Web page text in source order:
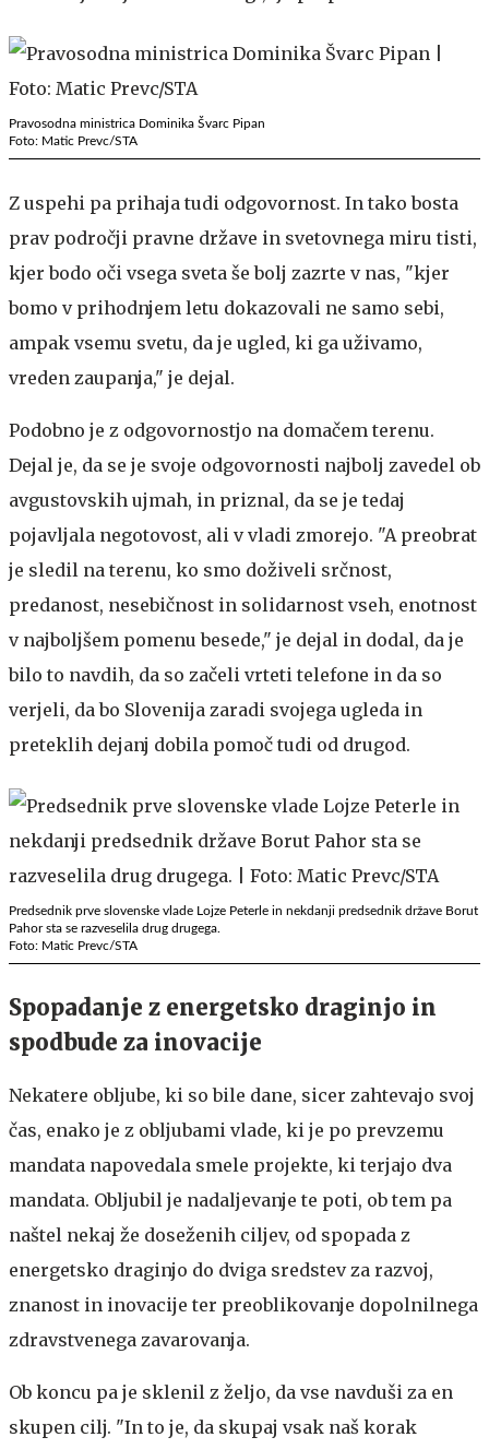
Pravosodna ministrica Dominika Švarc Pipan
Foto: Matic Prevc/STA
Z uspehi pa prihaja tudi odgovornost. In tako bosta
prav področji pravne države in svetovnega miru tisti,
kjer bodo oči vsega sveta še bolj zazrte v nas, "kjer
bomo v prihodnjem letu dokazovali ne samo sebi,
ampak vsemu svetu, da je ugled, ki ga uživamo,
vreden zaupanja," je dejal.
Podobno je z odgovornostjo na domačem terenu.
Dejal je, da se je svoje odgovornosti najbolj zavedel ob
avgustovskih ujmah, in priznal, da se je tedaj
pojavljala negotovost, ali v vladi zmorejo. "A preobrat
je sledil na terenu, ko smo doživeli srčnost,
predanost, nesebičnost in solidarnost vseh, enotnost
v najboljšem pomenu besede," je dejal in dodal, da je
bilo to navdih, da so začeli vrteti telefone in da so
verjeli, da bo Slovenija zaradi svojega ugleda in
preteklih dejanj dobila pomoč tudi od drugod.
Predsednik prve slovenske vlade Lojze Peterle in nekdanji predsednik države Borut
Pahor sta se razveselila drug drugega.
Foto: Matic Prevc/STA
Spopadanje z energetsko draginjo in
spodbude za inovacije
Nekatere obljube, ki so bile dane, sicer zahtevajo svoj
čas, enako je z obljubami vlade, ki je po prevzemu
mandata napovedala smele projekte, ki terjajo dva
mandata. Obljubil je nadaljevanje te poti, ob tem pa
naštel nekaj že doseženih ciljev, od spopada z
energetsko draginjo do dviga sredstev za razvoj,
znanost in inovacije ter preoblikovanje dopolnilnega
zdravstvenega zavarovanja.
Ob koncu pa je sklenil z željo, da vse navduši za en
skupen cilj. "In to je, da skupaj vsak naš korak